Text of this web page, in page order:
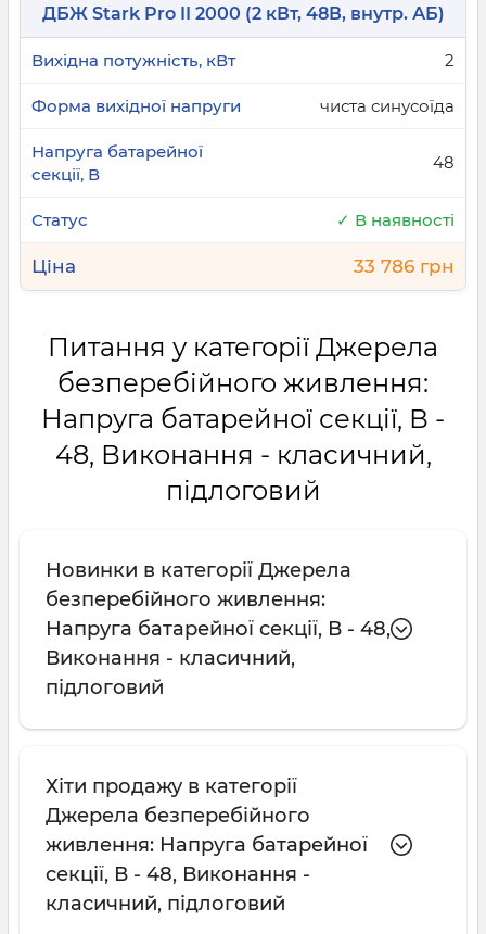
ДБЖ Stark Pro II 2000 (2 кВт, 48В, внутр. АБ)
2
чиста синусоїда
48
✓ В наявності
33 786 грн
Питання у категорії Джерела
безперебійного живлення:
Напруга батарейної секції, В -
48, Виконання - класичний,
підлоговий
Новинки в категорії Джерела
безперебійного живлення:
Напруга батарейної секції, В - 48,
Виконання - класичний,
підлоговий
Хіти продажу в категорії
Джерела безперебійного
живлення: Напруга батарейної
секції, В - 48, Виконання -
класичний, підлоговий